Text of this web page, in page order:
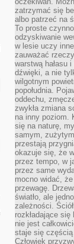
zatrzymać się
albo patrzeć na
To proste
odzyskiwanie
w lesie uczy
zauważać
warstwą hałasu
dźwięki, a nie
wilgotnym
popołudnia.
oddechu,
zwykła zmiana
na inny poziom.
się na naturę,
samym,
przestają
okazuje się, że
przez tempo, w
przez same
mocno widać,
przewagę.
światło, ale
zależności.
rozkładające
nie jest
staje się
Człowiek